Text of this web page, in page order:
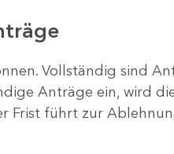
Vollständig sind
Anträge ein, wird
Frist führt zur